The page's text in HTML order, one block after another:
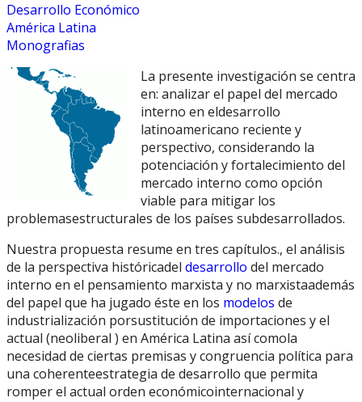
Desarrollo Económico
América Latina
Monografias
La presente investigación se centra
en: analizar el papel del mercado
interno en eldesarrollo
latinoamericano reciente y
perspectivo, considerando la
potenciación y fortalecimiento del
mercado interno como opción
viable para mitigar los
problemasestructurales de los países subdesarrollados.
Nuestra propuesta resume en tres capítulos., el análisis
de la perspectiva históricadel desarrollo del mercado
interno en el pensamiento marxista y no marxistaademás
del papel que ha jugado éste en los modelos de
industrialización porsustitución de importaciones y el
actual (neoliberal ) en América Latina así comola
necesidad de ciertas premisas y congruencia política para
una coherenteestrategia de desarrollo que permita
romper el actual orden económicointernacional y